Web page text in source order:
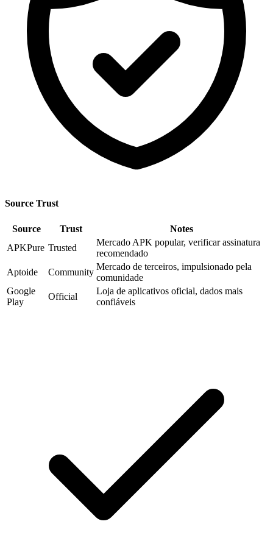
Source Trust
Source Trust
Notes
APKPure Trusted
Mercado APK popular, verificar assinatura
recomendado
Aptoide
Community
Mercado de terceiros, impulsionado pela
comunidade
Google
Play
Official
Loja de aplicativos oficial, dados mais
confiáveis